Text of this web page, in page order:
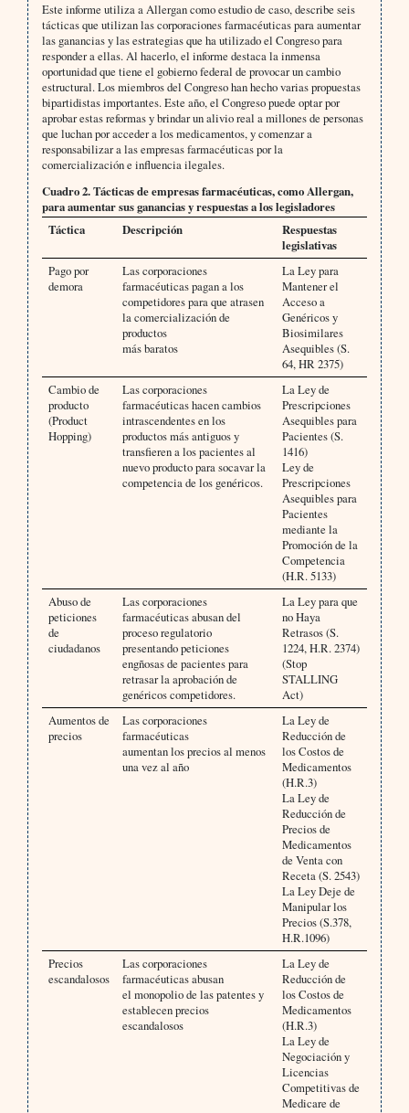
Este informe utiliza a Allergan como estudio de caso, describe seis
tácticas que utilizan las corporaciones farmacéuticas para aumentar
las ganancias y las estrategias que ha utilizado el Congreso para
responder a ellas. Al hacerlo, el informe destaca la inmensa
oportunidad que tiene el gobierno federal de provocar un cambio
estructural. Los miembros del Congreso han hecho varias propuestas
bipartidistas importantes. Este año, el Congreso puede optar por
aprobar estas reformas y brindar un alivio real a millones de personas
que luchan por acceder a los medicamentos, y comenzar a
responsabilizar a las empresas farmacéuticas por la
comercialización e influencia ilegales.
Cuadro 2. Tácticas de empresas farmacéuticas, como Allergan,
para aumentar sus ganancias y respuestas a los legisladores
Táctica
Descripción
Respuestas
legislativas
Pago por
demora
Las corporaciones
farmacéuticas pagan a los
competidores para que atrasen
la comercialización de
productos
más baratos
La Ley para
Mantener el
Acceso a
Genéricos y
Biosimilares
Asequibles (S.
64, HR 2375)
Cambio de
producto
(Product
Hopping)
Las corporaciones
farmacéuticas hacen cambios
intrascendentes en los
productos más antiguos y
transfieren a los pacientes al
nuevo producto para socavar la
competencia de los genéricos.
La Ley de
Prescripciones
Asequibles para
Pacientes (S.
1416)
Ley de
Prescripciones
Asequibles para
Pacientes
mediante la
Promoción de la
Competencia
(H.R. 5133)
Abuso de
peticiones
de
ciudadanos
Las corporaciones
farmacéuticas abusan del
proceso regulatorio
presentando peticiones
engñosas de pacientes para
retrasar la aprobación de
genéricos competidores.
La Ley para que
no Haya
Retrasos (S.
1224, H.R. 2374)
(Stop
STALLING
Act)
Aumentos de
precios
Las corporaciones
farmacéuticas
aumentan los precios al menos
una vez al año
La Ley de
Reducción de
los Costos de
Medicamentos
(H.R.3)
La Ley de
Reducción de
Precios de
Medicamentos
de Venta con
Receta (S. 2543)
La Ley Deje de
Manipular los
Precios (S.378,
H.R.1096)
Precios
escandalosos
Las corporaciones
farmacéuticas abusan
el monopolio de las patentes y
establecen precios
escandalosos
La Ley de
Reducción de
los Costos de
Medicamentos
(H.R.3)
La Ley de
Negociación y
Licencias
Competitivas de
Medicare de